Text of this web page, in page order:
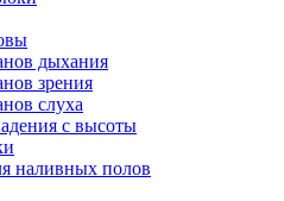
дыхания
зрения
слуха
с высоты
наливных полов